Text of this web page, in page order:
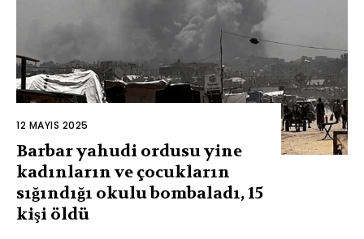
12 MAYIS 2025
Barbar yahudi ordusu yine
kadınların ve çocukların
sığındığı okulu bombaladı, 15
kişi öldü